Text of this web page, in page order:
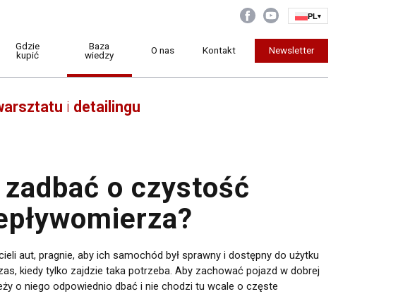
PL▾
Gdzie
kupić
Baza
wiedzy
O nas Kontakt Newsletter
Detailingu
i detailingu
o czystość
aut, pragnie, aby ich samochód był sprawny i dostępny do użytku
kiedy tylko zajdzie taka potrzeba. Aby zachować pojazd w dobrej
o niego odpowiednio dbać i nie chodzi tu wcale o częste